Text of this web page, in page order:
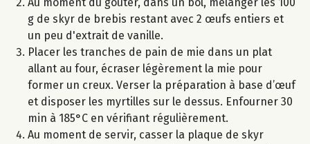
Au moment du goûter, dans un bol, mélanger les 100
g de skyr de brebis restant avec 2 œufs entiers et
un peu d'extrait de vanille.
Placer les tranches de pain de mie dans un plat
allant au four, écraser légèrement la mie pour
former un creux. Verser la préparation à base d’œuf
et disposer les myrtilles sur le dessus. Enfourner 30
min à 185°C en vérifiant régulièrement.
Au moment de servir, casser la plaque de skyr